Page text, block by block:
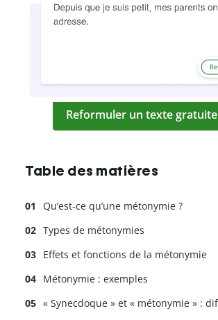
Reformuler un texte
Table des matières
Qu’est-ce qu’une métonymie ?
Types de métonymies
Effets et fonctions de la métonymie
Métonymie : exemples
« Synecdoque » et « métonymie » :